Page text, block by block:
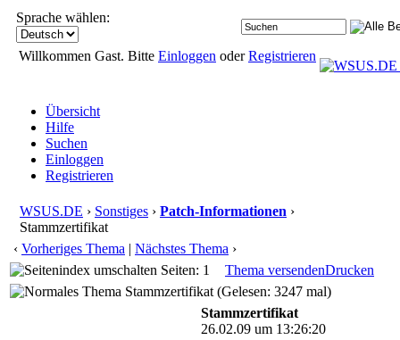
Sprache wählen:
Willkommen Gast. Bitte Einloggen oderRegistrieren
Übersicht
Hilfe
Suchen
Einloggen
Registrieren
WSUS.DE › Sonstiges › Patch-Informationen ›
Stammzertifikat
‹ Vorheriges Thema | Nächstes Thema ›
Seiten: 1
Thema versendenDrucken
Stammzertifikat (Gelesen: 3247 mal)
Stammzertifikat
26.02.09 um 13:26:20